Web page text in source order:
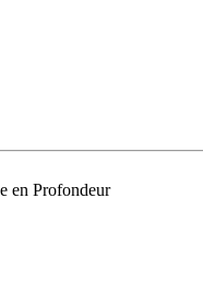
en Profondeur